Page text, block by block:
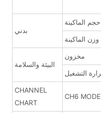
بدني
حجم الماكينة
وزن الماكينة
البيئة والسلامة
مخزون
CHANNEL
CHART
CH6 MODE